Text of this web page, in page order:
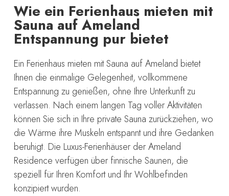
Wie ein Ferienhaus mieten mit
Sauna auf Ameland
Entspannung pur bietet
Ein Ferienhaus mieten mit Sauna auf Ameland bietet
Ihnen die einmalige Gelegenheit, vollkommene
Entspannung zu genießen, ohne Ihre Unterkunft zu
verlassen. Nach einem langen Tag voller Aktivitäten
können Sie sich in Ihre private Sauna zurückziehen, wo
die Wärme ihre Muskeln entspannt und ihre Gedanken
beruhigt. Die Luxus-Ferienhäuser der Ameland
Residence verfügen über finnische Saunen, die
speziell für Ihren Komfort und Ihr Wohlbefinden
konzipiert wurden.